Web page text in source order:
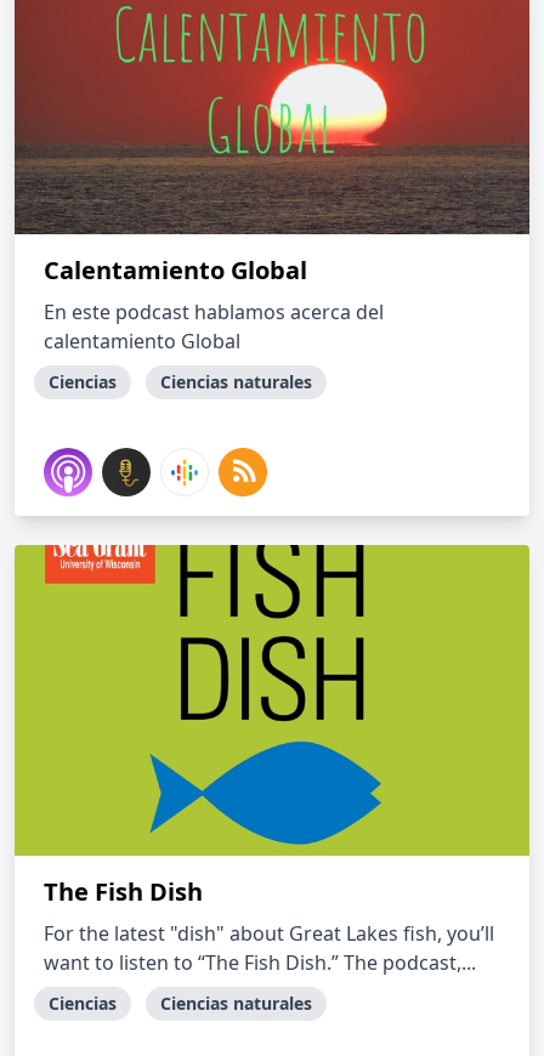
Calentamiento Global
En este podcast hablamos acerca del
calentamiento Global
Ciencias Ciencias naturales
The Fish Dish
For the latest "dish" about Great Lakes fish, you’ll
want to listen to “The Fish Dish.” The podcast,...
Ciencias Ciencias naturales